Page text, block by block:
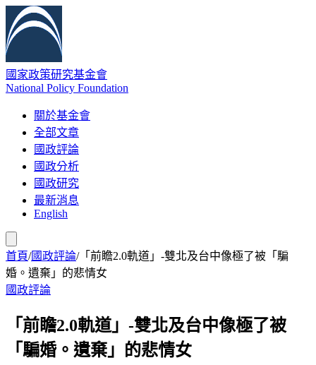
國家政策研究基金會
National Policy Foundation
關於基金會
全部文章
國政評論
國政分析
國政研究
最新消息
English
首頁/國政評論/「前瞻2.0軌道」-雙北及台中像極了被「騙
婚。遺棄」的悲情女
國政評論
「前瞻2.0軌道」-雙北及台中像極了被
「騙婚。遺棄」的悲情女